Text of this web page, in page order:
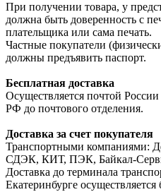
При получении товара, у
должна быть доверенность с
плательщика или сама печать.
Частные покупатели
должны предъявить паспорт.
Бесплатная доставка
Осуществляется почтой
РФ до почтового отделения.
Доставка за счет покупателя
Транспортными компаниями:
СДЭК, КИТ, ПЭК, Байкал-
Доставка до терминала
Екатеринбурге осуществляется